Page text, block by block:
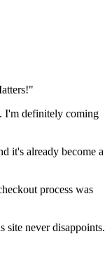
I'm definitely coming
it's already become a
process was
site never disappoints.